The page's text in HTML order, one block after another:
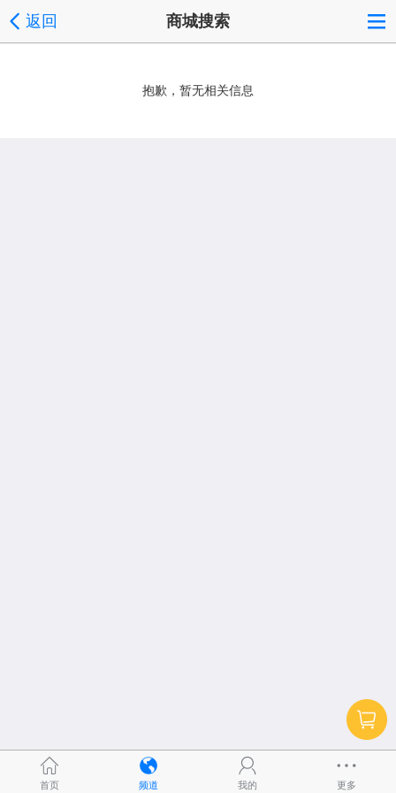
返回 商城搜索
抱歉，暂无相关信息
首页 频道 我的 更多